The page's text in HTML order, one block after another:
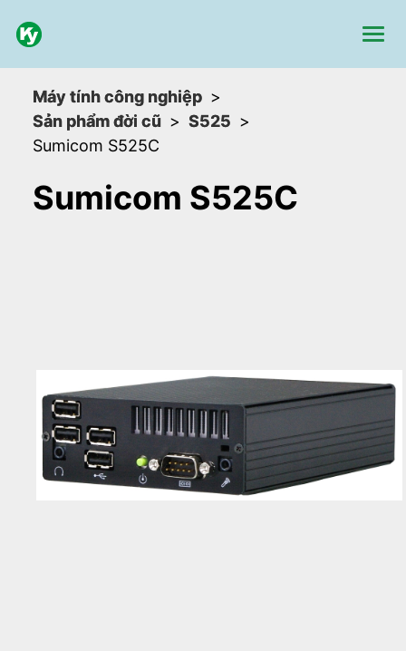
Máy tính công nghiệp
Sản phẩm đời cũ
S525
Sumicom S525C
Sumicom S525C